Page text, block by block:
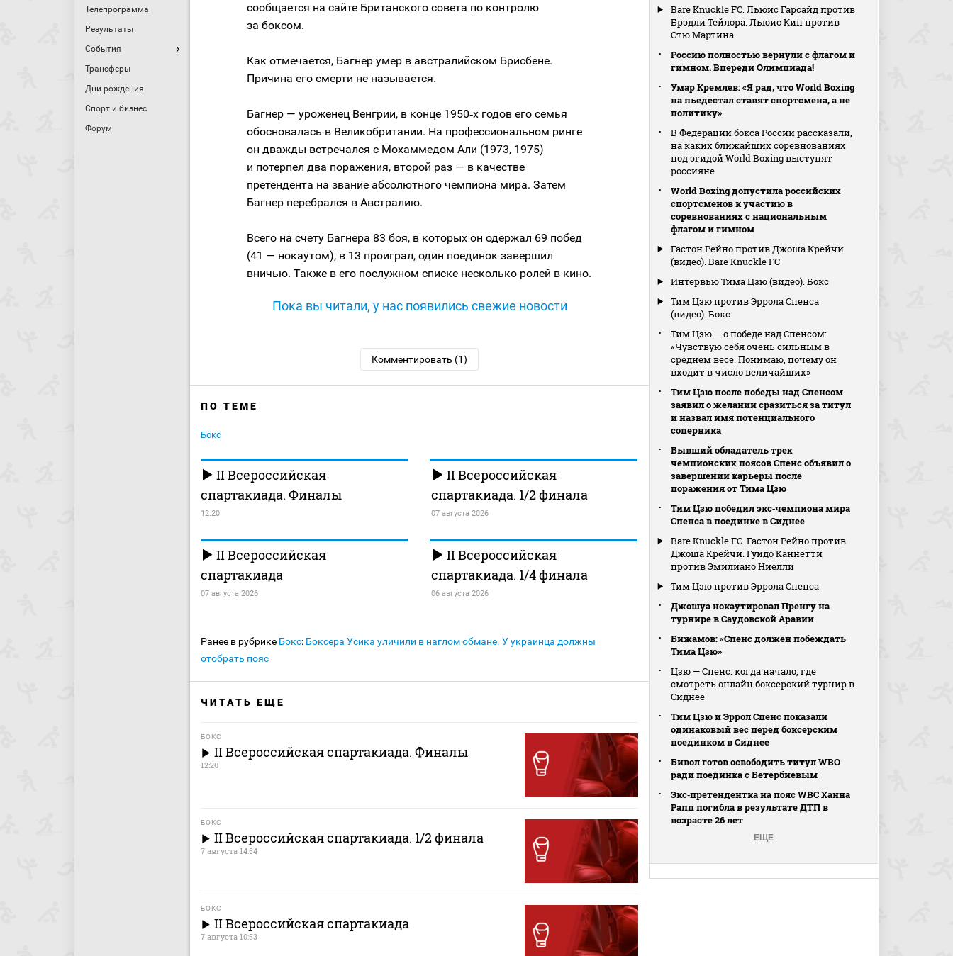
Телепрограмма
Результаты
События
Трансферы
Дни рождения
Спорт и бизнес
Форум
сообщается на сайте Британского совета по контролю
за боксом.
Как отмечается, Багнер умер в австралийском Брисбене.
Причина его смерти не называется.
Багнер — уроженец Венгрии, в конце 1950‑х годов его семья
обосновалась в Великобритании. На профессиональном ринге
он дважды встречался с Мохаммедом Али (1973, 1975)
и потерпел два поражения, второй раз — в качестве
претендента на звание абсолютного чемпиона мира. Затем
Багнер перебрался в Австралию.
Всего на счету Багнера 83 боя, в которых он одержал 69 побед
(41 — нокаутом), в 13 проиграл, один поединок завершил
вничью. Также в его послужном списке несколько ролей в кино.
Пока вы читали, у нас появились свежие новости
Комментировать (1)
ПО ТЕМЕ
Бокс
II Всероссийская
спартакиада. Финалы
12:20
II Всероссийская
спартакиада. 1/2 финала
07 августа 2026
II Всероссийская
спартакиада
07 августа 2026
II Всероссийская
спартакиада. 1/4 финала
06 августа 2026
Ранее в рубрике Бокс: Боксера Усика уличили в наглом обмане. У украинца должны
отобрать пояс
ЧИТАТЬ ЕЩЕ
БОКС
II Всероссийская спартакиада. Финалы
12:20
БОКС
II Всероссийская спартакиада. 1/2 финала
7 августа 14:54
БОКС
II Всероссийская спартакиада
7 августа 10:53
Bare Knuckle FC. Льюис Гарсайд против
Брэдли Тейлора. Льюис Кин против
Стю Мартина
Россию полностью вернули с флагом и
гимном. Впереди Олимпиада!
Умар Кремлев: «Я рад, что World Boxing
на пьедестал ставят спортсмена, а не
политику»
В Федерации бокса России рассказали,
на каких ближайших соревнованиях
под эгидой World Boxing выступят
россияне
World Boxing допустила российских
спортсменов к участию в
соревнованиях с национальным
флагом и гимном
Гастон Рейно против Джоша Крейчи
(видео). Bare Knuckle FC
Интервью Тима Цзю (видео). Бокс
Тим Цзю против Эррола Спенса
(видео). Бокс
Тим Цзю — о победе над Спенсом:
«Чувствую себя очень сильным в
среднем весе. Понимаю, почему он
входит в число величайших»
Тим Цзю после победы над Спенсом
заявил о желании сразиться за титул
и назвал имя потенциального
соперника
Бывший обладатель трех
чемпионских поясов Спенс объявил о
завершении карьеры после
поражения от Тима Цзю
Тим Цзю победил экс‑чемпиона мира
Спенса в поединке в Сиднее
Bare Knuckle FC. Гастон Рейно против
Джоша Крейчи. Гуидо Каннетти
против Эмилиано Ниелли
Тим Цзю против Эррола Спенса
Джошуа нокаутировал Пренгу на
турнире в Саудовской Аравии
Бижамов: «Спенс должен побеждать
Тима Цзю»
Цзю — Спенс: когда начало, где
смотреть онлайн боксерский турнир в
Сиднее
Тим Цзю и Эррол Спенс показали
одинаковый вес перед боксерским
поединком в Сиднее
Бивол готов освободить титул WBO
ради поединка с Бетербиевым
Экс‑претендентка на пояс WBC Ханна
Рапп погибла в результате ДТП в
возрасте 26 лет
ЕЩЕ